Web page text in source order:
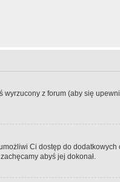
z forum (aby się
Ci dostęp do
abyś jej dokonał.